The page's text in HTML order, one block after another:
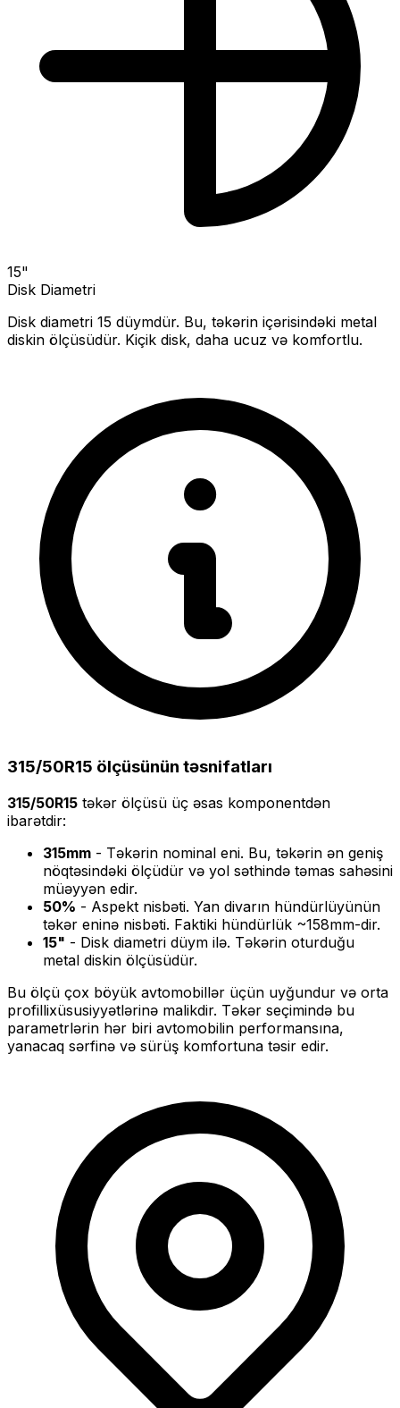
15"
Disk Diametri
Disk diametri 15 düymdür. Bu, təkərin içərisindəki metal
diskin ölçüsüdür. Kiçik disk, daha ucuz və komfortlu.
315/50R15 ölçüsünün təsnifatları
315/50R15 təkər ölçüsü üç əsas komponentdən
ibarətdir:
315mm - Təkərin nominal eni. Bu, təkərin ən geniş
nöqtəsindəki ölçüdür və yol səthində təmas sahəsini
müəyyən edir.
50% - Aspekt nisbəti. Yan divarın hündürlüyünün
təkər eninə nisbəti. Faktiki hündürlük ~158mm-dir.
15" - Disk diametri düym ilə. Təkərin oturduğu
metal diskin ölçüsüdür.
Bu ölçü çox böyük avtomobillər üçün uyğundur və orta
profillixüsusiyyətlərinə malikdir. Təkər seçimində bu
parametrlərin hər biri avtomobilin performansına,
yanacaq sərfinə və sürüş komfortuna təsir edir.